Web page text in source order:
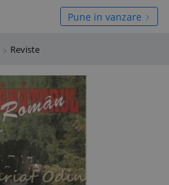
Pune in vanzare
Reviste